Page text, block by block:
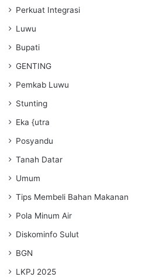
Perkuat Integrasi
Luwu
Bupati
GENTING
Pemkab Luwu
Stunting
Eka {utra
Posyandu
Tanah Datar
Umum
Tips Membeli Bahan Makanan
Pola Minum Air
Diskominfo Sulut
BGN
LKPJ 2025